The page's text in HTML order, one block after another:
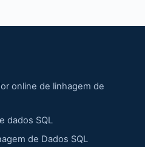
online de linhagem de
dados SQL
de Dados SQL